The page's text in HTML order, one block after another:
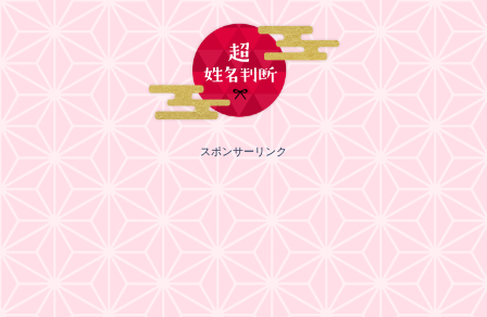
スポンサーリンク